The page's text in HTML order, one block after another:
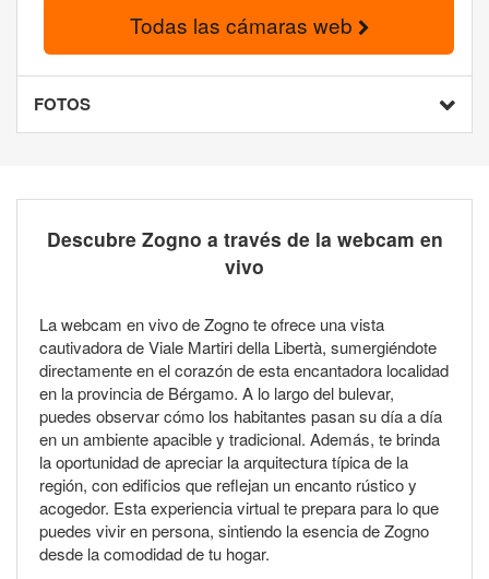
Todas las cámaras web
FOTOS
Descubre Zogno a través de la webcam en
vivo
La webcam en vivo de Zogno te ofrece una vista
cautivadora de Viale Martiri della Libertà, sumergiéndote
directamente en el corazón de esta encantadora localidad
en la provincia de Bérgamo. A lo largo del bulevar,
puedes observar cómo los habitantes pasan su día a día
en un ambiente apacible y tradicional. Además, te brinda
la oportunidad de apreciar la arquitectura típica de la
región, con edificios que reflejan un encanto rústico y
acogedor. Esta experiencia virtual te prepara para lo que
puedes vivir en persona, sintiendo la esencia de Zogno
desde la comodidad de tu hogar.